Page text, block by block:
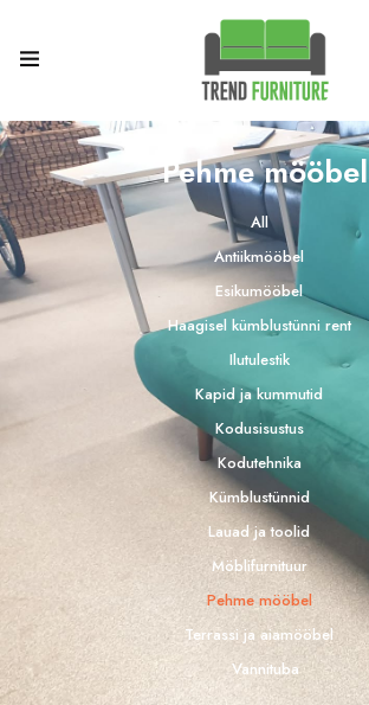
Pehme mööbel
All
Antiikmööbel
Esikumööbel
Haagisel kümblustünni rent
Ilutulestik
Kapid ja kummutid
Kodusisustus
Kodutehnika
Kümblustünnid
Lauad ja toolid
Möblifurnituur
Pehme mööbel
Terrassi ja aiamööbel
Vannituba